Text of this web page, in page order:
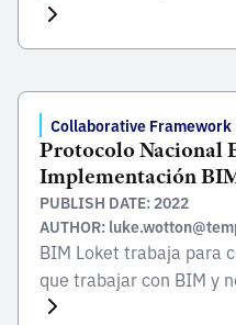
nacional, debe
adicionales específicos
documento de
plantilla le […]
Collaborative Framework
Protocolo Nacional
Implementación
PUBLISH DATE: 2022
AUTHOR:
BIM Loket trabaja para
que trabajar con BIM y
habitual. Para ello, es